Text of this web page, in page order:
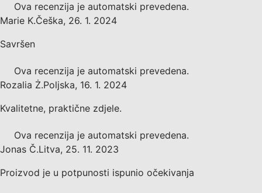
Ova recenzija je automatski prevedena.
Marie K.Češka, 26. 1. 2024
Savršen
Ova recenzija je automatski prevedena.
Rozalia Ż.Poljska, 16. 1. 2024
Kvalitetne, praktične zdjele.
Ova recenzija je automatski prevedena.
Jonas Č.Litva, 25. 11. 2023
Proizvod je u potpunosti ispunio očekivanja